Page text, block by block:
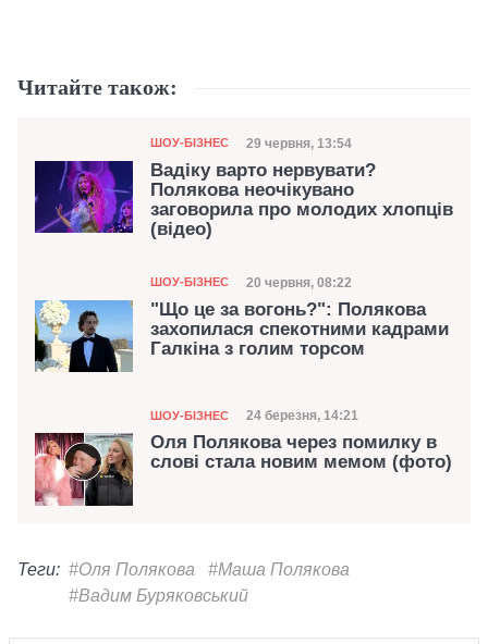
Читайте також:
Категорія
ШОУ-БІЗНЕС Дата публікації
29 червня, 13:54
Вадіку варто нервувати?
Полякова неочікувано
заговорила про молодих хлопців
(відео)
Категорія
ШОУ-БІЗНЕС Дата публікації
20 червня, 08:22
"Що це за вогонь?": Полякова
захопилася спекотними кадрами
Галкіна з голим торсом
Категорія
ШОУ-БІЗНЕС Дата публікації
24 березня, 14:21
Оля Полякова через помилку в
слові стала новим мемом (фото)
Теги: #Оля Полякова
#Маша Полякова
#Вадим Буряковський